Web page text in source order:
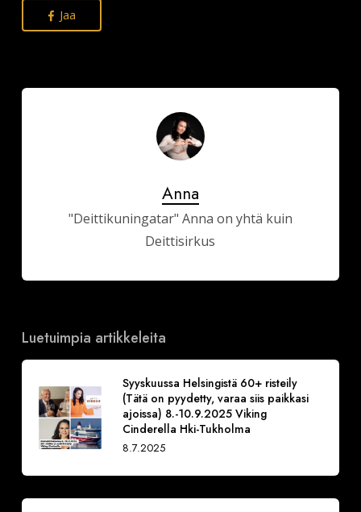
Jaa
Anna
"Deittikuningatar" Anna on yhtä kuin
Deittisirkus
Luetuimpia artikkeleita
Syyskuussa Helsingistä 60+ risteily
(Tätä on pyydetty, varaa siis paikkasi
ajoissa) 8.-10.9.2025 Viking
Cinderella Hki-Tukholma
8.7.2025